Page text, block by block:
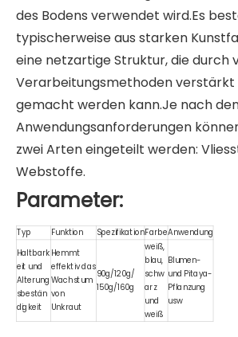
des Bodens verwendet wird.Es
typischerweise aus starken
eine netzartige Struktur, die durch
Verarbeitungsmethoden
gemacht werden kann.Je nach
Anwendungsanforderungen
zwei Arten eingeteilt werden:
Webstoffe.
Parameter:
Typ Funktion SpezifikationFarbeAnwendung
Haltbark
eit und
Alterung
sbestän
digkeit
Hemmt
effektiv das
Wachstum
von
Unkraut
90g/120g/
150g/160g
weiß,
blau,
schw
arz
und
weiß
Blumen-
und Pitaya-
Pflanzung
usw